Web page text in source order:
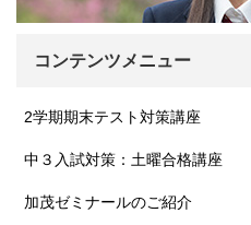
コンテンツメニュー
2学期期末テスト対策講座
中３入試対策：土曜合格講座
加茂ゼミナールのご紹介